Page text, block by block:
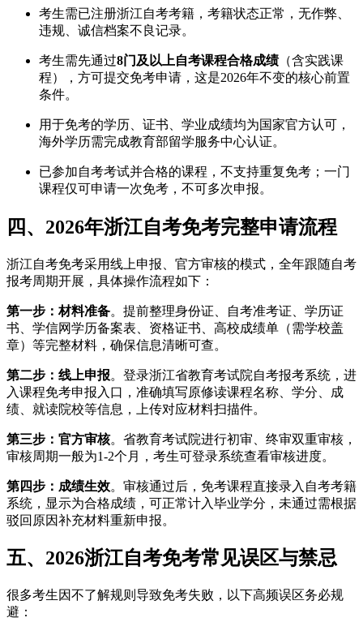
考生需已注册浙江自考考籍，考籍状态正常，无作弊、
违规、诚信档案不良记录。
考生需先通过8门及以上自考课程合格成绩（含实践课
程），方可提交免考申请，这是2026年不变的核心前置
条件。
用于免考的学历、证书、学业成绩均为国家官方认可，
海外学历需完成教育部留学服务中心认证。
已参加自考考试并合格的课程，不支持重复免考；一门
课程仅可申请一次免考，不可多次申报。
四、2026年浙江自考免考完整申请流程
浙江自考免考采用线上申报、官方审核的模式，全年跟随自考
报考周期开展，具体操作流程如下：
第一步：材料准备。提前整理身份证、自考准考证、学历证
书、学信网学历备案表、资格证书、高校成绩单（需学校盖
章）等完整材料，确保信息清晰可查。
第二步：线上申报。登录浙江省教育考试院自考报考系统，进
入课程免考申报入口，准确填写原修读课程名称、学分、成
绩、就读院校等信息，上传对应材料扫描件。
第三步：官方审核。省教育考试院进行初审、终审双重审核，
审核周期一般为1-2个月，考生可登录系统查看审核进度。
第四步：成绩生效。审核通过后，免考课程直接录入自考考籍
系统，显示为合格成绩，可正常计入毕业学分，未通过需根据
驳回原因补充材料重新申报。
五、2026浙江自考免考常见误区与禁忌
很多考生因不了解规则导致免考失败，以下高频误区务必规
避：